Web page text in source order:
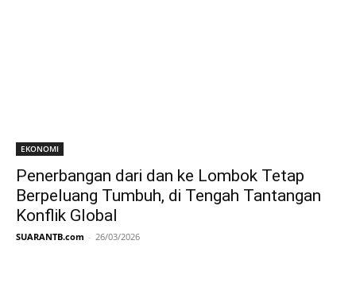
EKONOMI
Penerbangan dari dan ke Lombok Tetap
Berpeluang Tumbuh, di Tengah Tantangan
Konflik Global
SUARANTB.com - 26/03/2026